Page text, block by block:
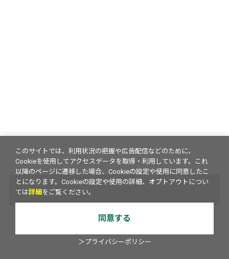
このサイトでは、利用状況の把握や広告配信などのために、
Cookieを使用してアクセスデータを取得・利用しています。これ
以降のページに遷移した場合、Cookieの設定や使用に同意したこ
とになります。Cookieの設定や使用の詳細、オプトアウトについ
ては詳細 をご覧ください。
同意する
＞プライバシーポリシー